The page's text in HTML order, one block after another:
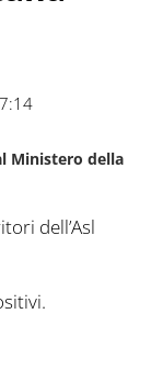
Ministero della
dell’Asl